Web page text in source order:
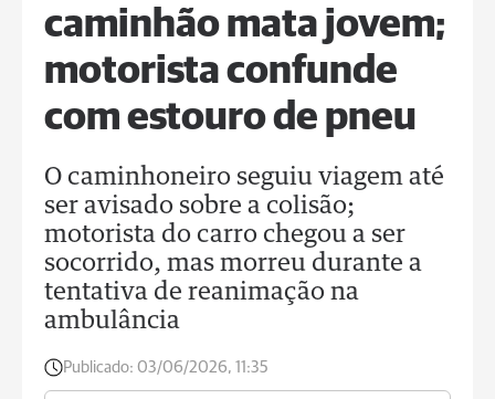
caminhão mata jovem;
motorista confunde
com estouro de pneu
O caminhoneiro seguiu viagem até
ser avisado sobre a colisão;
motorista do carro chegou a ser
socorrido, mas morreu durante a
tentativa de reanimação na
ambulância
Publicado: 03/06/2026, 11:35